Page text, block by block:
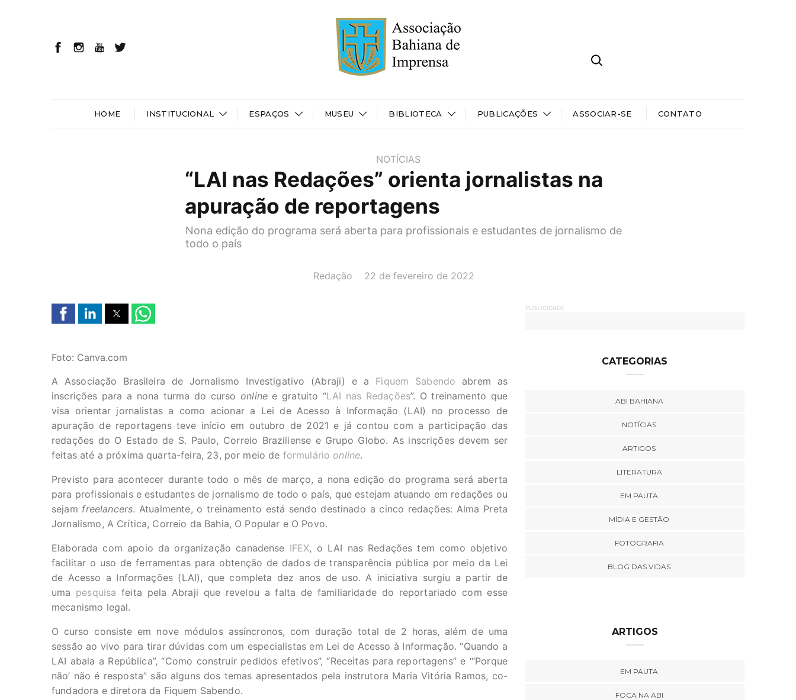
HOME INSTITUCIONAL ESPAÇOS MUSEU BIBLIOTECA PUBLICAÇÕES ASSOCIAR-SE CONTATO
NOTÍCIAS
“LAI nas Redações” orienta jornalistas na
apuração de reportagens
Nona edição do programa será aberta para profissionais e estudantes de jornalismo de
todo o país
AUTOR(A):
Redação DATA:
22 de fevereiro de 2022
Foto: Canva.com
A Associação Brasileira de Jornalismo Investigativo (Abraji) e a Fiquem Sabendo abrem as
inscrições para a nona turma do cursoonlinee gratuito “LAI nas Redações”. O treinamento que
visa orientar jornalistas a como acionar a Lei de Acesso à Informação (LAI) no processo de
apuração de reportagens teve início em outubro de 2021 e já contou com a participação das
redações do O Estado de S. Paulo, Correio Braziliense e Grupo Globo. As inscrições devem ser
feitas até a próxima quarta-feira, 23, por meio de formulário online.
Previsto para acontecer durante todo o mês de março, a nona edição do programa será aberta
para profissionais e estudantes de jornalismo de todo o país, que estejam atuando em redações ou
sejam freelancers. Atualmente, o treinamento está sendo destinado a cinco redações: Alma Preta
Jornalismo, A Crítica, Correio da Bahia, O Popular e O Povo.
Elaborada com apoio da organização canadense IFEX, o LAI nas Redações tem como objetivo
facilitar o uso de ferramentas para obtenção de dados de transparência pública por meio da Lei
de Acesso a Informações (LAI), que completa dez anos de uso. A iniciativa surgiu a partir de
uma pesquisa feita pela Abraji que revelou a falta de familiaridade do reportariado com esse
mecanismo legal.
O curso consiste em nove módulos assíncronos, com duração total de 2 horas, além de uma
sessão ao vivo para tirar dúvidas com um especialistas em Lei de Acesso à Informação. “Quando a
LAI abala a República”, “Como construir pedidos efetivos”, “Receitas para reportagens” e “‘Porque
não’ não é resposta” são alguns dos temas apresentados pela instrutora Maria Vitória Ramos, co-
fundadora e diretora da Fiquem Sabendo.
PUBLICIDADE
CATEGORIAS
ABI BAHIANA
NOTÍCIAS
ARTIGOS
LITERATURA
EM PAUTA
MÍDIA E GESTÃO
FOTOGRAFIA
BLOG DAS VIDAS
ARTIGOS
EM PAUTA
FOCA NA ABI